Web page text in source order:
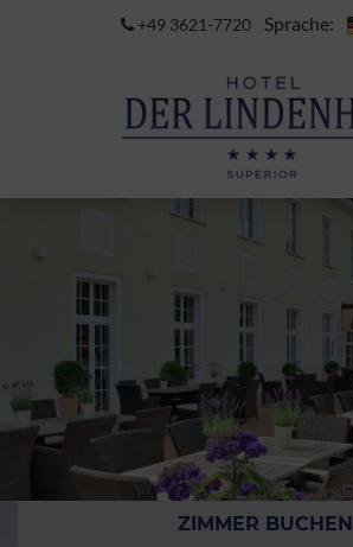
+49 3621-7720 Sprache:
ZIMMER BUCHEN